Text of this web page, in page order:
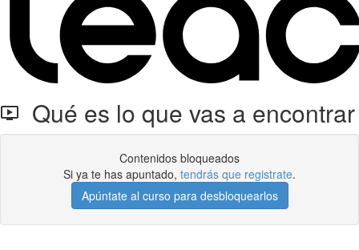
Qué es lo que vas a encontrar
Contenidos bloqueados
Si ya te has apuntado, tendrás que registrate.
Apúntate al curso para desbloquearlos